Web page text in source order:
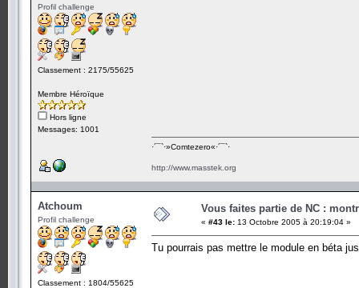
Profil challenge
Classement : 2175/55625
Membre Héroïque
Hors ligne
Messages: 1001
·´¯`·­»Comtezero«­·´¯`·
http://www.masstek.org
Atchoum
Profil challenge
Classement : 1804/55625
Vous faites partie de NC :
« #43 le: 13 Octobre 2005 à 20:19:04 »
Tu pourrais pas mettre le module en béta